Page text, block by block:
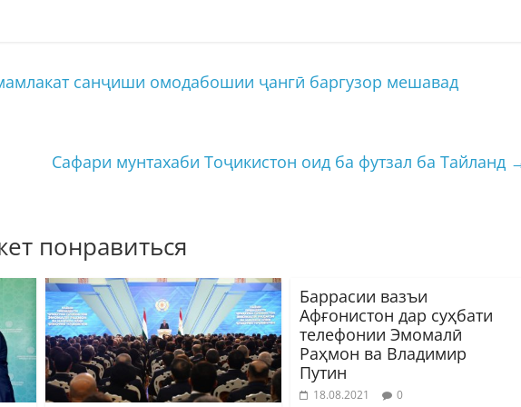
санҷиши омодабошии ҷангӣ баргузор мешавад
Сафари мунтахаби Тоҷикистон оид ба футзал ба Тайланд
понравиться
Баррасии вазъи
Афғонистон дар суҳбати
телефонии Эмомалӣ
Раҳмон ва Владимир
Путин
18.08.2021 0